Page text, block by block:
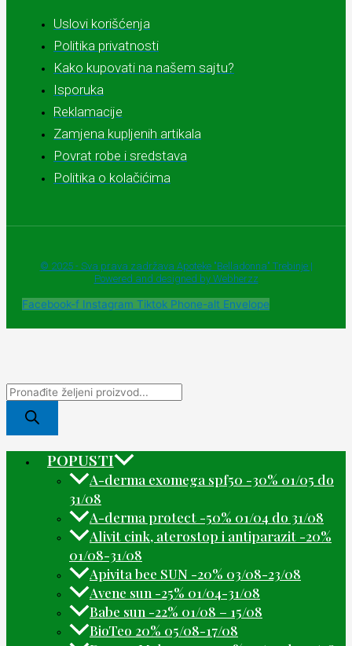
Uslovi korišćenja
Politika privatnosti
Kako kupovati na našem sajtu?
Isporuka
Reklamacije
Zamjena kupljenih artikala
Povrat robe i sredstava
Politika o kolačićima
© 2025 - Sva prava zadržava Apoteke "Belladonna" Trebinje |
Powered and designed by Webherzz
Facebook-f Instagram Tiktok Phone-alt Envelope
POPUSTI
A-derma exomega spf50 -30% 01/05 do
31/08
A-derma protect -50% 01/04 do 31/08
Alivit cink, aterostop i antiparazit -20%
01/08-31/08
Apivita bee SUN -20% 03/08-23/08
Avene sun -25% 01/04-31/08
Babe sun -22% 01/08 – 15/08
BioTeo 20% 05/08-17/08